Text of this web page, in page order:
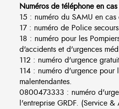
Numéros de téléphone en
15 : numéro du SAMU en
17 : numéro de Police
18 : numéro pour les
d'accidents et d'urgences
112 : numéro d'urgence
114 : numéro d'urgence pour
malentendantes.
0800473333 : numéro
l'entreprise GRDF. (Service